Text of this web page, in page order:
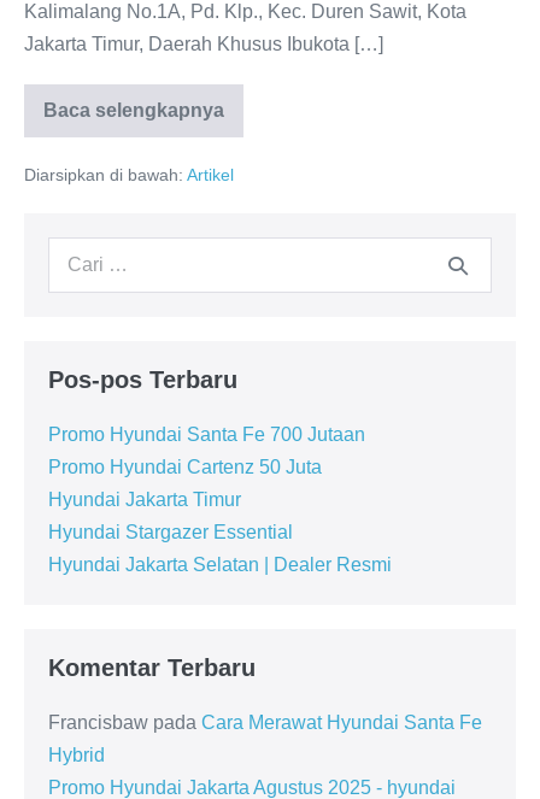
Kalimalang No.1A, Pd. Klp., Kec. Duren Sawit, Kota
Jakarta Timur, Daerah Khusus Ibukota […]
Baca selengkapnya
PROMO
HYUNDAI
2025
Diarsipkan di bawah: Artikel
Pencarian
Pos-pos Terbaru
Promo Hyundai Santa Fe 700 Jutaan
Promo Hyundai Cartenz 50 Juta
Hyundai Jakarta Timur
Hyundai Stargazer Essential
Hyundai Jakarta Selatan | Dealer Resmi
Komentar Terbaru
Francisbaw pada Cara Merawat Hyundai Santa Fe
Hybrid
Promo Hyundai Jakarta Agustus 2025 - hyundai